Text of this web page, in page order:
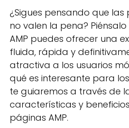
¿Sigues pensando que las
no valen la pena?
AMP puedes ofrecer una
fluida, rápida y
atractiva a los usuarios
qué es interesante para
te guiaremos a través de
características y
páginas AMP.